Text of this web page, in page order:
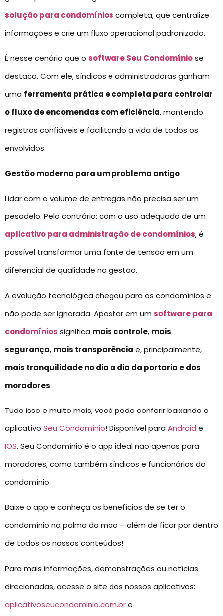
solução para condomínios completa, que centralize
informações e crie um fluxo operacional padronizado.
É nesse cenário que o software Seu Condomíniose
destaca. Com ele, síndicos e administradoras ganham
uma ferramenta prática e completa para controlar
o fluxo de encomendas com eficiência, mantendo
registros confiáveis e facilitando a vida de todos os
envolvidos.
Gestão moderna para um problema antigo
Lidar com o volume de entregas não precisa ser um
pesadelo. Pelo contrário: com o uso adequado de um
aplicativo para administração de condomínios, é
possível transformar uma fonte de tensão em um
diferencial de qualidade na gestão.
A evolução tecnológica chegou para os condomínios e
não pode ser ignorada. Apostar em um software para
condomínios significa mais controle, mais
segurança, mais transparência e, principalmente,
mais tranquilidade no dia a dia da portaria e dos
moradores.
Tudo isso e muito mais, você pode conferir baixando o
aplicativo Seu Condomínio! Disponível para Android e
IOS, Seu Condomínio é o app ideal não apenas para
moradores, como também síndicos e funcionários do
condomínio.
Baixe o app e conheça os benefícios de se ter o
condomínio na palma da mão – além de ficar por dentro
de todos os nossos conteúdos!
Para mais informações, demonstrações ou notícias
direcionadas, acesse o site dos nossos aplicativos:
aplicativoseucondominio.com.bre